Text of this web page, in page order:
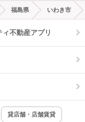
都市ガス
ートロック
ンターネット無料
福島県 いわき市
ィ不動産アプリ
貸店舗・店舗賃貸